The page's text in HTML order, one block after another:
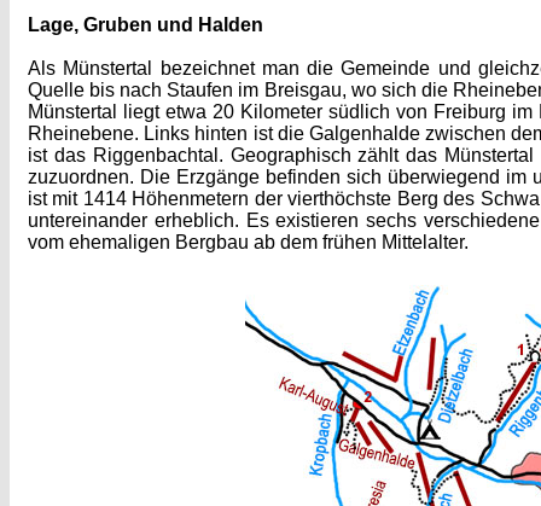
Lage, Gruben und Halden
Als Münstertal bezeichnet man die Gemeinde und
Quelle bis nach Staufen im Breisgau, wo sich die
Münstertal liegt etwa 20 Kilometer südlich von Freiburg
Rheinebene. Links hinten ist die Galgenhalde zwischen
ist das Riggenbachtal. Geographisch zählt das
zuzuordnen. Die Erzgänge befinden sich überwiegend
ist mit 1414 Höhenmetern der vierthöchste Berg des
untereinander erheblich. Es existieren sechs
vom ehemaligen Bergbau ab dem frühen Mittelalter.